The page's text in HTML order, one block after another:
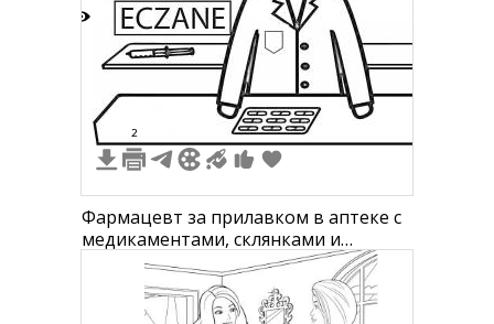
2
Фармацевт за прилавком в аптеке с
медикаментами, склянками и
надписью ECZANE